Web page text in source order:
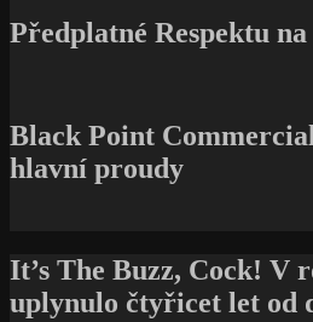
Předplatné Respektu
Black Point
hlavní proudy
It’s The Buzz, Cock! V
uplynulo čtyřicet let od